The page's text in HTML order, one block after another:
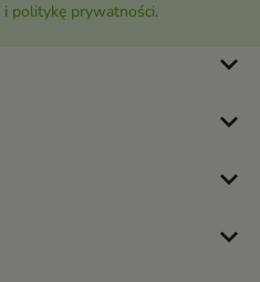
i politykę prywatności.
keyboard_arrow_down
keyboard_arrow_down
keyboard_arrow_down
keyboard_arrow_down